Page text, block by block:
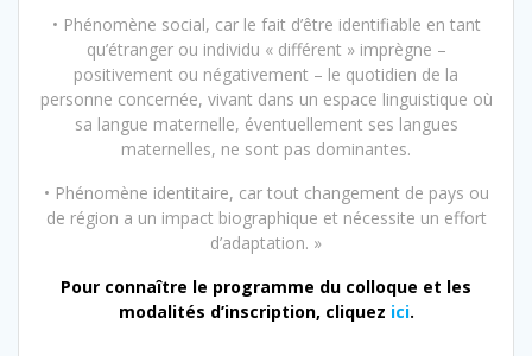
• Phénomène social, car le fait d’être identifiable en tant
qu’étranger ou individu « différent » imprègne –
positivement ou négativement – le quotidien de la
personne concernée, vivant dans un espace linguistique où
sa langue maternelle, éventuellement ses langues
maternelles, ne sont pas dominantes.
• Phénomène identitaire, car tout changement de pays ou
de région a un impact biographique et nécessite un effort
d’adaptation. »
Pour connaître le programme du colloque et les
modalités d’inscription, cliquez ici.